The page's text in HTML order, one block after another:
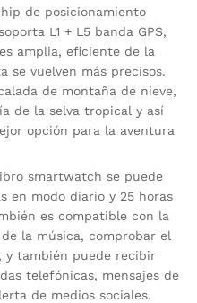
de posicionamiento
L1 + L5 banda GPS,
amplia, eficiente de la
se vuelven más precisos.
de montaña de nieve,
de la selva tropical y así
opción para la aventura
smartwatch se puede
en modo diario y 25 horas
es compatible con la
la música, comprobar el
y también puede recibir
telefónicas, mensajes de
de medios sociales.